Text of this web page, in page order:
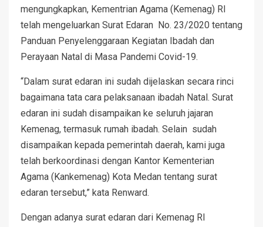
mengungkapkan, Kementrian Agama (Kemenag) RI
telah mengeluarkan Surat Edaran No. 23/2020 tentang
Panduan Penyelenggaraan Kegiatan Ibadah dan
Perayaan Natal di Masa Pandemi Covid-19.
“Dalam surat edaran ini sudah dijelaskan secara rinci
bagaimana tata cara pelaksanaan ibadah Natal. Surat
edaran ini sudah disampaikan ke seluruh jajaran
Kemenag, termasuk rumah ibadah. Selain sudah
disampaikan kepada pemerintah daerah, kami juga
telah berkoordinasi dengan Kantor Kementerian
Agama (Kankemenag) Kota Medan tentang surat
edaran tersebut,” kata Renward.
Dengan adanya surat edaran dari Kemenag RI